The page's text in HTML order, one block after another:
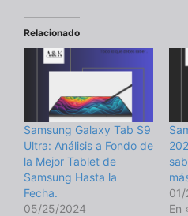
Relacionado
Samsung Galaxy Tab S9
Ultra: Análisis a Fondo de
la Mejor Tablet de
Samsung Hasta la
Fecha.
05/25/2024
En